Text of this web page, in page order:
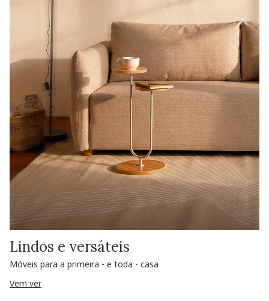
Lindos e versáteis
Móveis para a primeira - e toda - casa
Vem ver